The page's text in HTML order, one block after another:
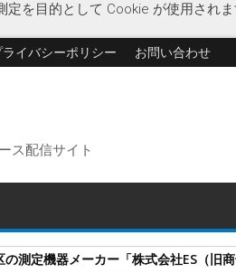
を目的として Cookie が使用されま
ライバシーポリシー お問い合わせ
ス配信サイト
の測定機器メーカー「株式会社ES（